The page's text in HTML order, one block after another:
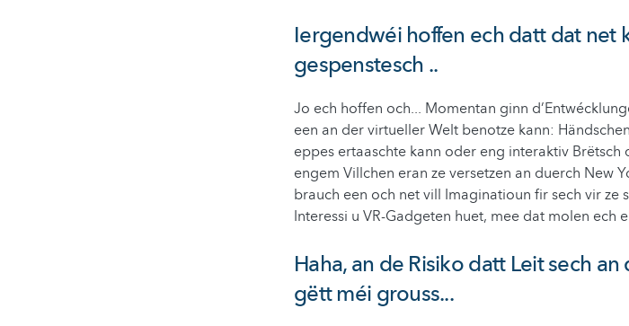
Iergendwéi hoffen ech datt dat net
gespenstesch ..
Jo ech hoffen och... Momentan ginn
een an der virtueller Welt benotze kann:
eppes ertaaschte kann oder eng interaktiv
engem Villchen eran ze versetzen an duerch New
brauch een och net vill Imaginatioun fir sech vir ze
Interessi u VR-Gadgeten huet, mee dat molen ech
Haha, an de Risiko datt Leit sech
gëtt méi grouss...